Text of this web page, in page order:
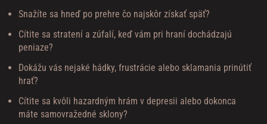
Snažíte sa hneď po prehre čo najskôr získať späť?
Cítite sa stratení a zúfalí, keď vám pri hraní dochádzajú
peniaze?
Dokážu vás nejaké hádky, frustrácie alebo sklamania prinútiť
hrať?
Cítite sa kvôli hazardným hrám v depresii alebo dokonca
máte samovražedné sklony?